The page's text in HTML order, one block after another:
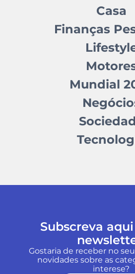
Casa
Finanças
Mundial
Subscreva
Gostaria de receber no
novidades sobre as
interese?